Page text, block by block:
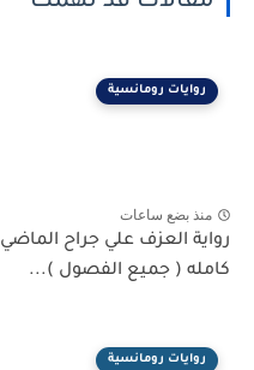
روايات رومانسية
منذ بضع ساعات
رواية العزف علي جراح الماضي
كامله ( جميع الفصول )...
روايات رومانسية